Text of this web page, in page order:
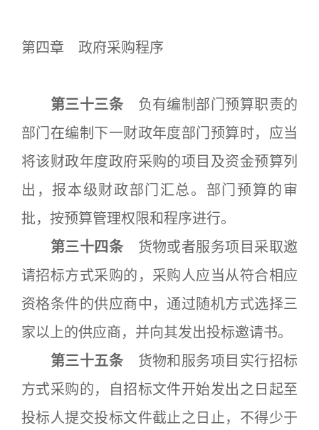
第四章 政府采购程序
第三十三条 负有编制部门预算职责的
部门在编制下一财政年度部门预算时，应当
将该财政年度政府采购的项目及资金预算列
出，报本级财政部门汇总。部门预算的审
批，按预算管理权限和程序进行。
第三十四条 货物或者服务项目采取邀
请招标方式采购的，采购人应当从符合相应
资格条件的供应商中，通过随机方式选择三
家以上的供应商，并向其发出投标邀请书。
第三十五条 货物和服务项目实行招标
方式采购的，自招标文件开始发出之日起至
投标人提交投标文件截止之日止，不得少于